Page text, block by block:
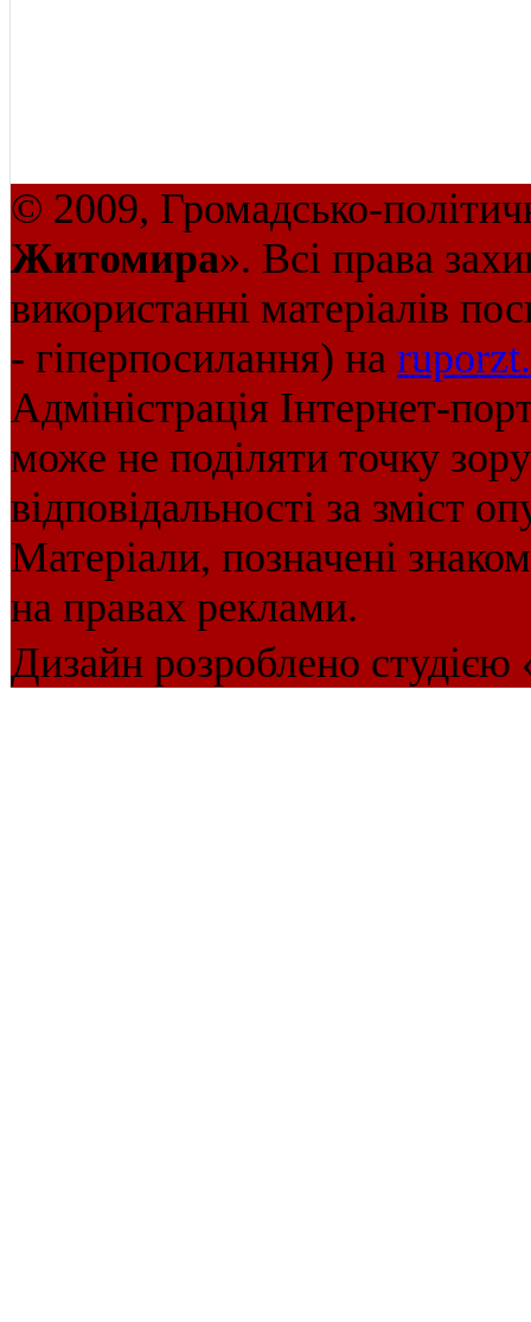
© 2009, Громадсько-
Житомира». Всі права
використанні матеріалів
- гіперпосилання) на
Адміністрація Інтернет-
може не поділяти точку
відповідальності за зміст
Матеріали, позначені
на правах реклами.
Дизайн розроблено студією